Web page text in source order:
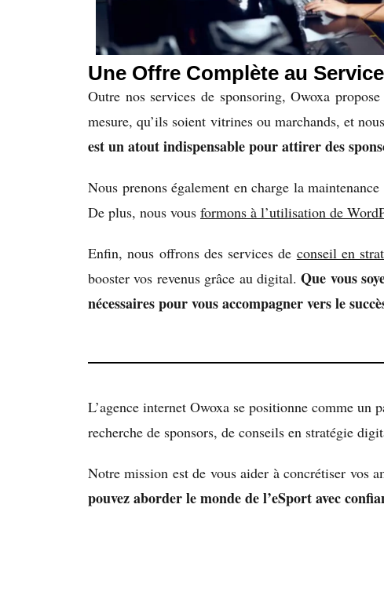
Une Offre Complète au
Outre nos services de sponsoring, Owoxa
mesure, qu’ils soient vitrines ou marchands, et
est un atout indispensable pour attirer des
Nous prenons également en charge la
De plus, nous vous formons à l’utilisation de
Enfin, nous offrons des services de conseil en
booster vos revenus grâce au digital.Que vous
nécessaires pour vous accompagner vers le
L’agence internet Owoxa se positionne comme un
recherche de sponsors, de conseils en stratégie
Notre mission est de vous aider à concrétiser vos
pouvez aborder le monde de l’eSport avec